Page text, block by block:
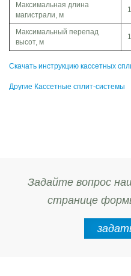
Максимальная длина
магистрали, м
Максимальный перепад
высот, м
Скачать инструкцию кассетных
Другие Кассетные сплит-системы
Задайте вопрос
странице